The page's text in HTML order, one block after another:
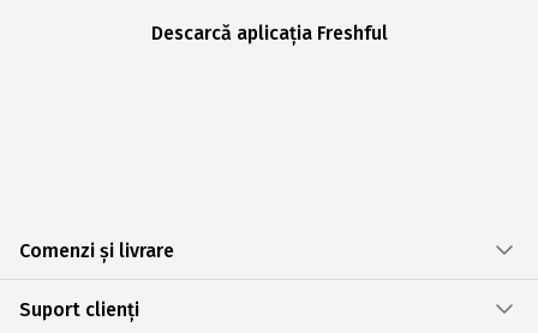
Descarcă aplicația Freshful
Comenzi și livrare
Suport clienți